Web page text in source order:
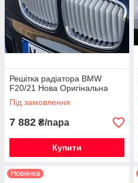
Решітка радіатора BMW
F20/21 Нова Оригінальна
Під замовлення
7 882 ₴/пара
Купити
Новинка